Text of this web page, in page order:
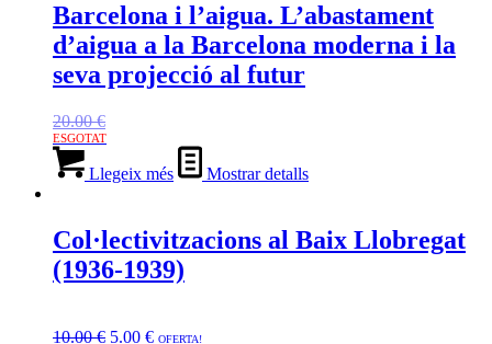
Barcelona i l’aigua. L’abastament
d’aigua a la Barcelona moderna i la
seva projecció al futur
20.00€
Llegeix més Mostrar detalls
Col·lectivitzacions al Baix Llobregat
(1936-1939)
10.00€ preu
5.00 €preu
OFERTA!